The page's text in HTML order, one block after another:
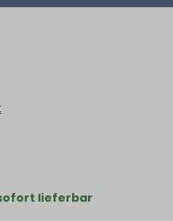
lieferbar